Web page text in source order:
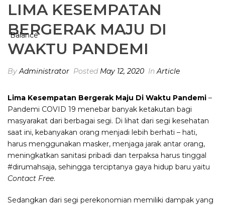
LIMA KESEMPATAN
BERGERAK MAJU DI
WAKTU PANDEMI
ByAdministrator Posted May 12, 2020 InArticle
Lima Kesempatan Bergerak Maju Di Waktu Pandemi –
Pandemi COVID 19 menebar banyak ketakutan bagi
masyarakat dari berbagai segi. Di lihat dari segi kesehatan
saat ini, kebanyakan orang menjadi lebih berhati – hati,
harus menggunakan masker, menjaga jarak antar orang,
meningkatkan sanitasi pribadi dan terpaksa harus tinggal
#dirumahsaja, sehingga terciptanya gaya hidup baru yaitu
Contact Free.
Sedangkan dari segi perekonomian memiliki dampak yang